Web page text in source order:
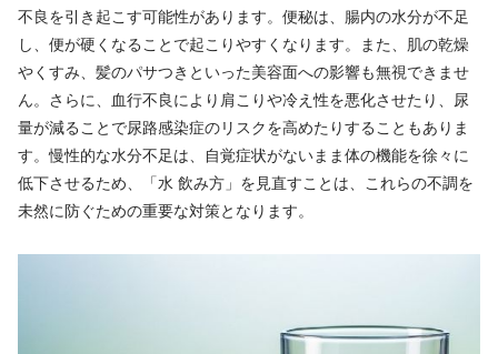
不良を引き起こす可能性があります。便秘は、腸内の水分が不足
し、便が硬くなることで起こりやすくなります。また、肌の乾燥
やくすみ、髪のパサつきといった美容面への影響も無視できませ
ん。さらに、血行不良により肩こりや冷え性を悪化させたり、尿
量が減ることで尿路感染症のリスクを高めたりすることもありま
す。慢性的な水分不足は、自覚症状がないまま体の機能を徐々に
低下させるため、「水 飲み方」を見直すことは、これらの不調を
未然に防ぐための重要な対策となります。